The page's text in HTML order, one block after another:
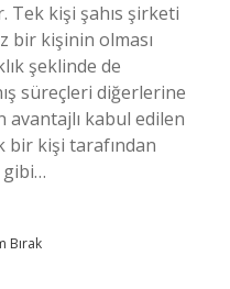
Tek kişi şahıs şirketi
bir kişinin olması
şeklinde de
süreçleri diğerlerine
avantajlı kabul edilen
bir kişi tarafından
gibi…
Bırak